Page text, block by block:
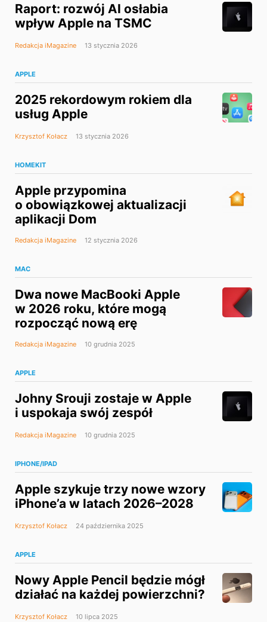
Raport: rozwój AI osłabia
wpływ Apple na TSMC
Redakcja iMagazine 13 stycznia 2026
APPLE
2025 rekordowym rokiem dla
usług Apple
Krzysztof Kołacz 13 stycznia 2026
HOMEKIT
Apple przypomina
o obowiązkowej aktualizacji
aplikacji Dom
Redakcja iMagazine 12 stycznia 2026
MAC
Dwa nowe MacBooki Apple
w 2026 roku, które mogą
rozpocząć nową erę
Redakcja iMagazine 10 grudnia 2025
APPLE
Johny Srouji zostaje w Apple
i uspokaja swój zespół
Redakcja iMagazine 10 grudnia 2025
IPHONE/IPAD
Apple szykuje trzy nowe wzory
iPhone’a w latach 2026–2028
Krzysztof Kołacz 24 października 2025
APPLE
Nowy Apple Pencil będzie mógł
działać na każdej powierzchni?
Krzysztof Kołacz 10 lipca 2025